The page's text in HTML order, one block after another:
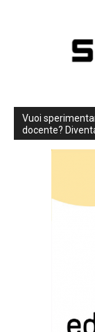
Vuoi
docente?